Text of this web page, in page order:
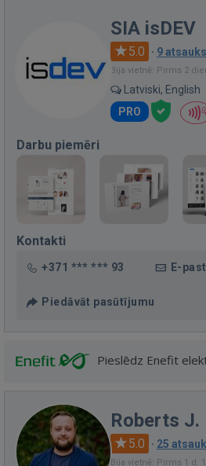
SIA isDEV
5.0 · 9
Bija vietnē: Pirms 2
Latviski, English
PRO
Darbu piemēri
Kontakti
+371 *** *** 93 E-
Piedāvāt pasūtījumu
Pieslēdz Enefit
Roberts J.
5.0 · 25
Bija vietnē: Pirms 1 d.